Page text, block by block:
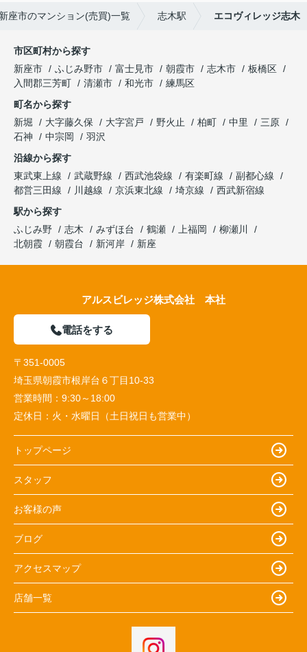
座市のマンション(売買)一覧 志木駅 エコヴィレッジ志木
市区町村から探す
新座市
ふじみ野市 富士見市 朝霞市 志木市
板橋区
入間郡三芳町
清瀬市 和光市
練馬区
町名から探す
新堀
大字藤久保 大字宮戸 野火止 柏町 中里
三原
石神
中宗岡
羽沢
沿線から探す
東武東上線
武蔵野線 西武池袋線 有楽町線
副都心線
都営三田線
川越線 京浜東北線 埼京線
西武新宿線
駅から探す
ふじみ野
志木 みずほ台 鶴瀬 上福岡
柳瀬川
北朝霞
朝霞台 新河岸 新座
アルスビレッジ株式会社 本社
電話をする
〒351-0005
埼玉県朝霞市根岸台６丁目10-33
営業時間： 9:30～18:00
定休日： 火・水曜日（土日祝日も営業中）
トップページ
スタッフ
お客様の声
ブログ
アクセスマップ
店舗一覧